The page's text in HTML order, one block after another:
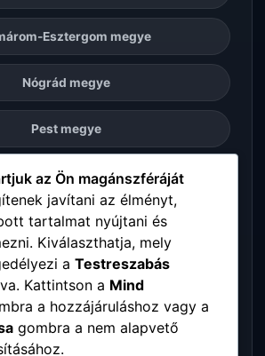
Esztergom megye
Nógrád megye
Pest megye
Somogy megye
Szatmár-Bereg megye
Tolna megye
Vas megye
az Ön magánszféráját
javítani az élményt,
tartalmat nyújtani és
Kiválaszthatja, mely
a Testreszabás
Kattintson a Mind
a hozzájáruláshoz vagy a
gombra a nem alapvető